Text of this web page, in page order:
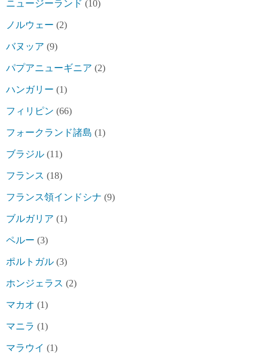
ニュージーランド (10)
ノルウェー (2)
バヌッア (9)
パプアニューギニア (2)
ハンガリー (1)
フィリピン (66)
フォークランド諸島 (1)
ブラジル (11)
フランス (18)
フランス領インドシナ (9)
ブルガリア (1)
ペルー (3)
ポルトガル (3)
ホンジェラス (2)
マカオ (1)
マニラ (1)
マラウイ (1)